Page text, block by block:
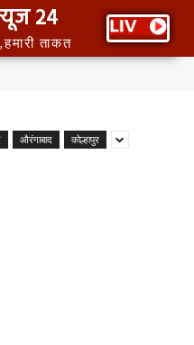
24
ताकत
औरंगाबाद कोल्हापुर